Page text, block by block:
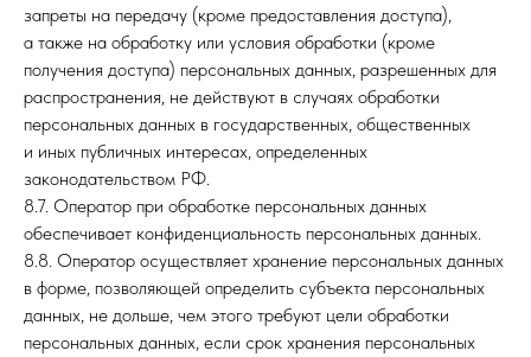
запреты на передачу (кроме предоставления доступа),
а также на обработку или условия обработки (кроме
получения доступа) персональных данных, разрешенных для
распространения, не действуют в случаях обработки
персональных данных в государственных, общественных
и иных публичных интересах, определенных
законодательством РФ.
8.7. Оператор при обработке персональных данных
обеспечивает конфиденциальность персональных данных.
8.8. Оператор осуществляет хранение персональных данных
в форме, позволяющей определить субъекта персональных
данных, не дольше, чем этого требуют цели обработки
персональных данных, если срок хранения персональных